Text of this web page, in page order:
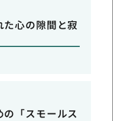
心の隙間と寂
「スモールス